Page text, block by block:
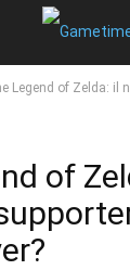
Legend of Zelda: il
of